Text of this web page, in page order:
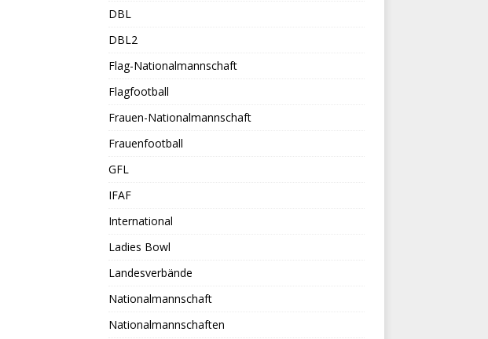
DBL
DBL2
Flag-Nationalmannschaft
Flagfootball
Frauen-Nationalmannschaft
Frauenfootball
GFL
IFAF
International
Ladies Bowl
Landesverbände
Nationalmannschaft
Nationalmannschaften